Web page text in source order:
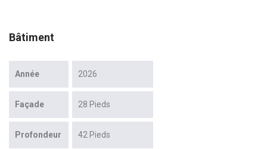
Bâtiment
Année 2026
Façade 28 Pieds
Profondeur 42 Pieds